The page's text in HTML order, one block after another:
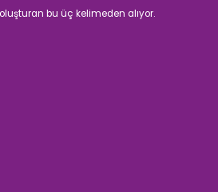
bu üç kelimeden alıyor.